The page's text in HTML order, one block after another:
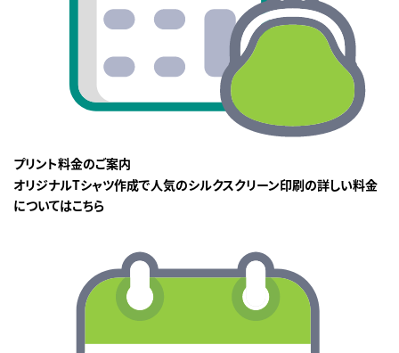
プリント料金のご案内
オリジナルTシャツ作成で人気のシルクスクリーン印刷の詳しい料金
についてはこちら